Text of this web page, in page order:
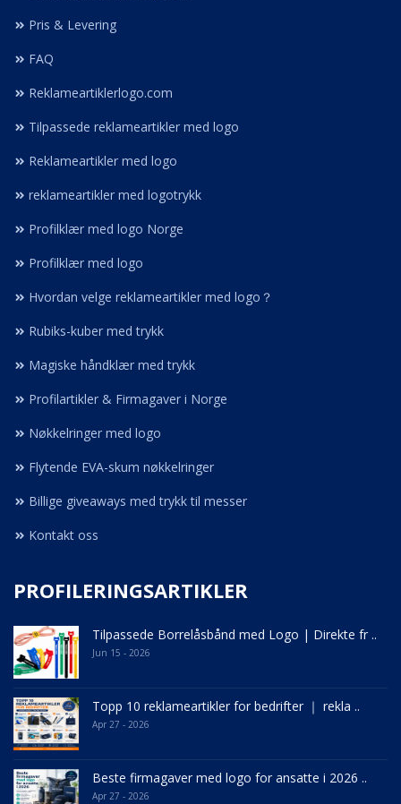
Pris & Levering
FAQ
Reklameartiklerlogo.com
Tilpassede reklameartikler med logo
Reklameartikler med logo
reklameartikler med logotrykk
Profilklær med logo Norge
Profilklær med logo
Hvordan velge reklameartikler med logo？
Rubiks-kuber med trykk
Magiske håndklær med trykk
Profilartikler & Firmagaver i Norge
Nøkkelringer med logo
Flytende EVA-skum nøkkelringer
Billige giveaways med trykk til messer
Kontakt oss
PROFILERINGSARTIKLER
Tilpassede Borrelåsbånd med Logo | Direkte fr ..
Jun 15 - 2026
Topp 10 reklameartikler for bedrifter ｜ rekla ..
Apr 27 - 2026
Beste firmagaver med logo for ansatte i 2026 ..
Apr 27 - 2026